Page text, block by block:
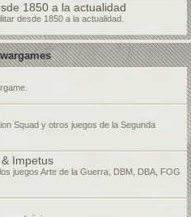
1850 a la actualidad
desde 1850 a la actualidad.
Squad y otros juegos de la Segunda
Impetus
juegos Arte de la Guerra, DBM, DBA, FOG